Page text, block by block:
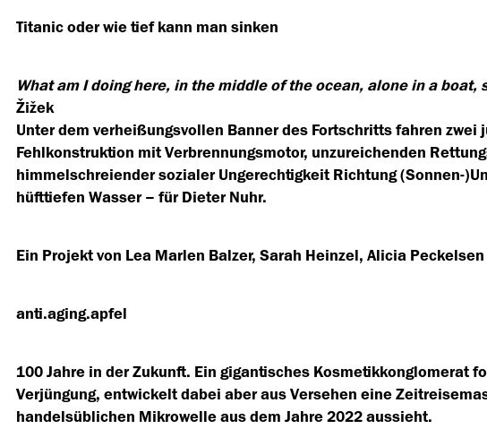
Titanic oder wie tief kann man sinken
What am I doing here, in the middle of the ocean, alone in a boat,
Žižek
Unter dem verheißungsvollen Banner des Fortschritts fahren
Fehlkonstruktion mit Verbrennungsmotor, unzureichenden
himmelschreiender sozialer Ungerechtigkeit Richtung (Sonnen-
hüfttiefen Wasser – für Dieter Nuhr.
Ein Projekt von Lea Marlen Balzer, Sarah Heinzel, Alicia Peckelsen
anti.aging.apfel
100 Jahre in der Zukunft. Ein gigantisches Kosmetikkonglomerat
Verjüngung, entwickelt dabei aber aus Versehen eine
handelsüblichen Mikrowelle aus dem Jahre 2022 aussieht.